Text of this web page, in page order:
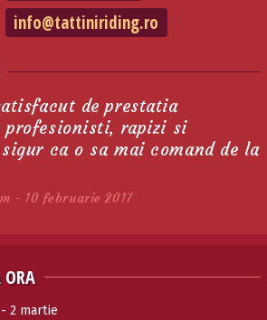
info@tattiniriding.ro
de prestatia
profesionisti, rapizi si
ca o sa mai comand de la
- 10 februarie 2017
ORA
- 2 martie